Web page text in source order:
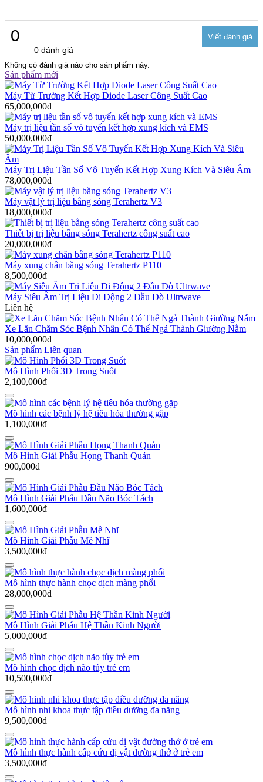
0
0 đánh giá
Không có đánh giá nào cho sản phẩm này.
Sản phẩm mới
Máy Từ Trường Kết Hợp Diode Laser Công Suất Cao
65,000,000đ
Máy trị liệu tần số vô tuyến kết hợp xung kích và EMS
50,000,000đ
Máy Trị Liệu Tần Số Vô Tuyến Kết Hợp Xung Kích Và Siêu Âm
78,000,000đ
Máy vật lý trị liệu bằng sóng Terahertz V3
18,000,000đ
Thiết bị trị liệu bằng sóng Terahertz công suất cao
20,000,000đ
Máy xung chân bằng sóng Terahertz P110
8,500,000đ
Máy Siêu Âm Trị Liệu Di Động 2 Đầu Dò Ultrwave
Liên hệ
Xe Lăn Chăm Sóc Bệnh Nhân Có Thể Ngả Thành Giường Nằm
10,000,000đ
Sản phẩm Liên quan
Mô Hình Phổi 3D Trong Suốt
2,100,000đ
Mô hình các bệnh lý hệ tiêu hóa thường gặp
1,100,000đ
Mô Hình Giải Phẫu Họng Thanh Quản
900,000đ
Mô Hình Giải Phẫu Đầu Não Bóc Tách
1,600,000đ
Mô Hình Giải Phẫu Mê Nhĩ
3,500,000đ
Mô hình thực hành chọc dịch màng phổi
28,000,000đ
Mô Hình Giải Phẫu Hệ Thần Kinh Người
5,000,000đ
Mô hình chọc dịch não tủy trẻ em
10,500,000đ
Mô hình nhi khoa thực tập điều dưỡng đa năng
9,500,000đ
Mô hình thực hành cấp cứu dị vật đường thở ở trẻ em
3,500,000đ